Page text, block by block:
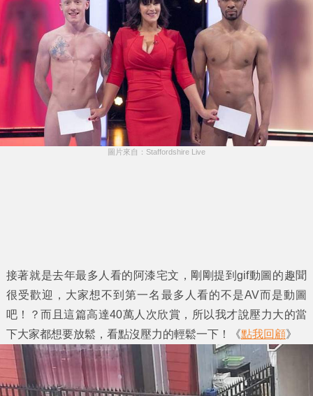
圖片來自：Staffordshire Live
接著就是去年最多人看的阿漆宅文，剛剛提到gif動圖的趣聞
很受歡迎，大家想不到第一名最多人看的不是AV而是動圖
吧！？而且這篇高達40萬人次欣賞，所以我才說壓力大的當
下大家都想要放鬆，看點沒壓力的輕鬆一下！《點我回顧》